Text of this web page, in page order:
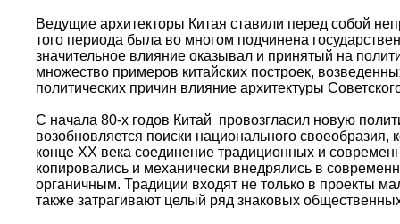
Ведущие архитекторы Китая ставили перед собой
того периода была во многом подчинена
значительное влияние оказывал и принятый на
множество примеров китайских построек,
политических причин влияние архитектуры
С начала 80-х годов Китай провозгласил новую
возобновляется поиски национального
конце ХХ века соединение традиционных и
копировались и механически внедрялись в
органичным. Традиции входят не только в проекты
также затрагивают целый ряд знаковых